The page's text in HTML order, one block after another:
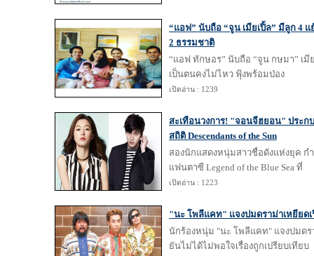
“แอฟ” นับถือ “จูน เมียเปิ้ล” มีลูก 4
2 ธรรมชาติ
“แอฟ ทักษอร” นับถือ “จูน กษมา” เมี
เป็นตนคงไม่ไหว ฟุ้งพร้อมป่อง
เปิดอ่าน : 1239
สะเทือนวงการ! "จอนจีฮยอน" ประ
สถิติ Descendants of the Sun
สองนักแสดงหนุ่มสาวชื่อดังแห่งยุค ก
แฟนตาซี Legend of the Blue Sea ที่
เปิดอ่าน : 1223
"นะ โพลีแคท" แจงปมดราม่าเหยียด
นักร้องหนุ่ม "นะ โพลีแคท" แจงปมดร
ยันไม่ได้ไม่พอใจเรื่องถูกเปรียบเทียบ